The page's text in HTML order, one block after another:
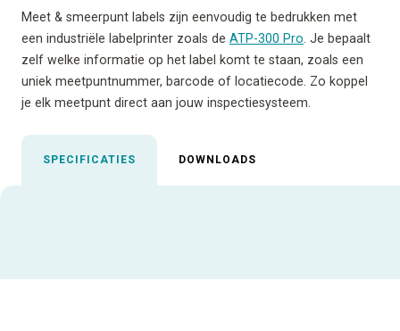
Meet & smeerpunt labels zijn eenvoudig te bedrukken met
een industriële labelprinter zoals de ATP-300 Pro . Je bepaalt
zelf welke informatie op het label komt te staan, zoals een
uniek meetpuntnummer, barcode of locatiecode. Zo koppel
je elk meetpunt direct aan jouw inspectiesysteem.
SPECIFICATIES DOWNLOADS